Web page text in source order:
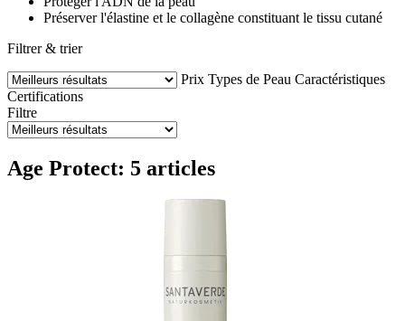
Préserver l'élastine et le collagène constituant le tissu cutané
Filtrer & trier
Prix Types de Peau Caractéristiques
Certifications
Filtre
Age Protect: 5 articles